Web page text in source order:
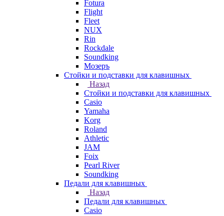
Fotura
Flight
Fleet
NUX
Rin
Rockdale
Soundking
Мозеръ
Стойки и подставки для клавишных
Назад
Стойки и подставки для клавишных
Casio
Yamaha
Korg
Roland
Athletic
JAM
Foix
Pearl River
Soundking
Педали для клавишных
Назад
Педали для клавишных
Casio